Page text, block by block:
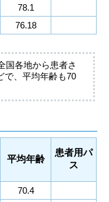
78.1
76.18
国各地から患者さ
で、平均年齢も70
平均年齢
患者用パ
ス
70.4